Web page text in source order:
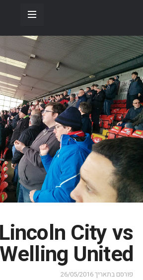
Lincoln City vs
Welling United
פורסם בתאריך26/05/2016